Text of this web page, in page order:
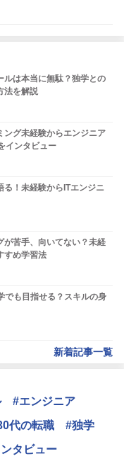
ルは本当に無駄？独学との
法を解説
ング未経験からエンジニア
インタビュー
る！未経験からITエンジニ
が苦手、向いてない？未経
すめ学習法
でも目指せる？スキルの身
新着記事一覧
#エンジニア
代の転職
#独学
タビュー